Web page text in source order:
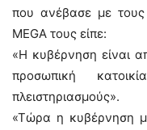
που ανέβασε με τους
MEGA τους είπε:
«Η κυβέρνηση είναι
προσωπική
πλειστηριασμούς».
«Τώρα η κυβέρνηση